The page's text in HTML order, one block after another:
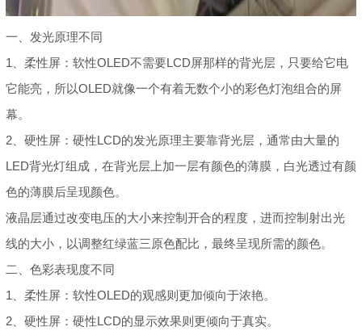
一、发光原理不同
1、柔性屏：软性OLED不需要LCD屏那样的背光层，只要给它电
它能亮，所以OLED就像一个有着无数个小的彩色灯泡组合的屏
幕。
2、硬性屏：硬性LCD的发光原理主要靠背光层，通常由大量的
LED背光灯组成，在背光层上加一层有颜色的薄膜，白光透过有颜
色的薄膜后呈现颜色。
液晶层通过改变电压的大小来控制开合的程度，进而控制射出光
线的大小，以调整红绿蓝三原色配比，最终呈现所需的颜色。
二、色彩表现度不同
1、柔性屏：软性OLED的观感则更加倾向于浓艳。
2、硬性屏：硬性LCD的显示效果则更倾向于真实。